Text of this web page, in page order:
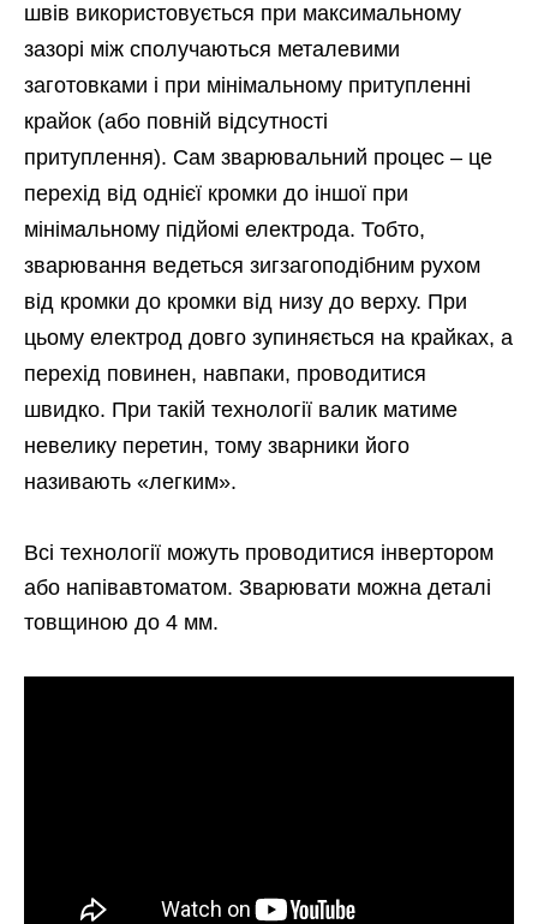
швів використовується при максимальному
зазорі між сполучаються металевими
заготовками і при мінімальному притупленні
крайок (або повній відсутності
притуплення). Сам зварювальний процес – це
перехід від однієї кромки до іншої при
мінімальному підйомі електрода. Тобто,
зварювання ведеться зигзагоподібним рухом
від кромки до кромки від низу до верху. При
цьому електрод довго зупиняється на крайках, а
перехід повинен, навпаки, проводитися
швидко. При такій технології валик матиме
невелику перетин, тому зварники його
називають «легким».
Всі технології можуть проводитися інвертором
або напівавтоматом. Зварювати можна деталі
товщиною до 4 мм.